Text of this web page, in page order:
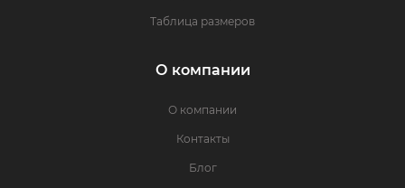
Таблица размеров
О компании
О компании
Контакты
Блог